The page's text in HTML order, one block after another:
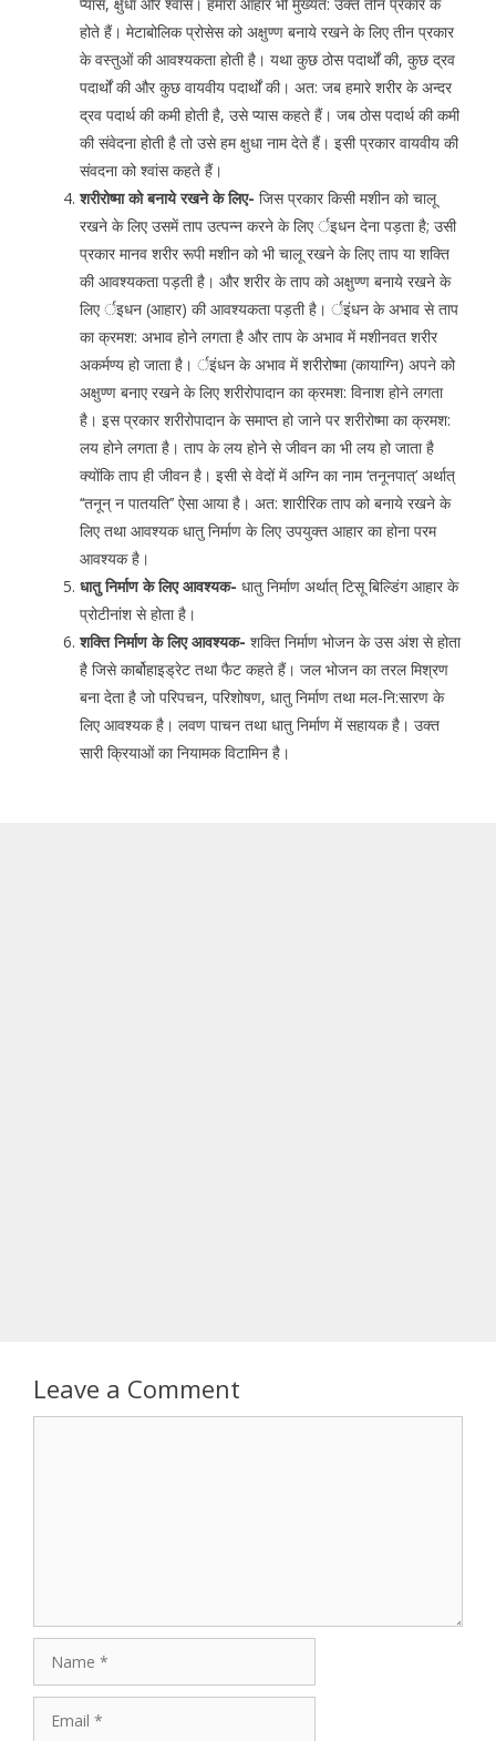
होते हैं। मेटाबोलिक प्रोसेस को अक्षुण्ण बनाये रखने के लिए तीन प्रकार
के वस्तुओं की आवश्यकता होती है। यथा कुछ ठोस पदार्थों की, कुछ द्रव
पदार्थों की और कुछ वायवीय पदार्थों की। अत: जब हमारे शरीर के अन्दर
द्रव पदार्थ की कमी होती है, उसे प्यास कहते हैं। जब ठोस पदार्थ की कमी
की संवेदना होती है तो उसे हम क्षुधा नाम देते हैं। इसी प्रकार वायवीय की
संवदना को श्वांस कहते हैं।
शरीरोष्मा को बनाये रखने के लिए- जिस प्रकार किसी मशीन को चालू
रखने के लिए उसमें ताप उत्पन्न करने के लिए र्इधन देना पड़ता है; उसी
प्रकार मानव शरीर रूपी मशीन को भी चालू रखने के लिए ताप या शक्ति
की आवश्यकता पड़ती है। और शरीर के ताप को अक्षुण्ण बनाये रखने के
लिए र्इधन (आहार) की आवश्यकता पड़ती है। र्इंधन के अभाव से ताप
का क्रमश: अभाव होने लगता है और ताप के अभाव में मशीनवत शरीर
अकर्मण्य हो जाता है। र्इंधन के अभाव में शरीरोष्मा (कायाग्नि) अपने को
अक्षुण्ण बनाए रखने के लिए शरीरोपादान का क्रमश: विनाश होने लगता
है। इस प्रकार शरीरोपादान के समाप्त हो जाने पर शरीरोष्मा का क्रमश:
लय होने लगता है। ताप के लय होने से जीवन का भी लय हो जाता है
क्योंकि ताप ही जीवन है। इसी से वेदों में अग्नि का नाम ‘तनूनपात्’ अर्थात्
‘‘तनून् न पातयति’’ ऐसा आया है। अत: शारीरिक ताप को बनाये रखने के
लिए तथा आवश्यक धातु निर्माण के लिए उपयुक्त आहार का होना परम
आवश्यक है।
धातु निर्माण के लिए आवश्यक- धातु निर्माण अर्थात् टिसू बिल्डिंग आहार के
प्रोटीनांश से होता है।
शक्ति निर्माण के लिए आवश्यक- शक्ति निर्माण भोजन के उस अंश से होता
है जिसे कार्बोहाइड्रेट तथा फैट कहते हैं। जल भोजन का तरल मिश्रण
बना देता है जो परिपचन, परिशोषण, धातु निर्माण तथा मल-नि:सारण के
लिए आवश्यक है। लवण पाचन तथा धातु निर्माण में सहायक है। उक्त
सारी क्रियाओं का नियामक विटामिन है।
Leave a Comment